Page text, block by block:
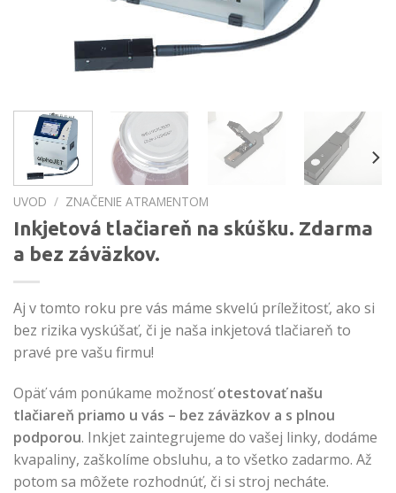
UVOD / ZNAČENIE ATRAMENTOM
Inkjetová tlačiareň na skúšku. Zdarma
a bez záväzkov.
Aj v tomto roku pre vás máme skvelú príležitosť, ako si
bez rizika vyskúšať, či je naša inkjetová tlačiareň to
pravé pre vašu firmu!
Opäť vám ponúkame možnosťotestovať našu
tlačiareň priamo u vás – bez záväzkov a s plnou
podporou. Inkjet zaintegrujeme do vašej linky, dodáme
kvapaliny, zaškolíme obsluhu, a to všetko zadarmo. Až
potom sa môžete rozhodnúť, či si stroj necháte.